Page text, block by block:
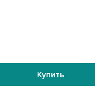
Купить